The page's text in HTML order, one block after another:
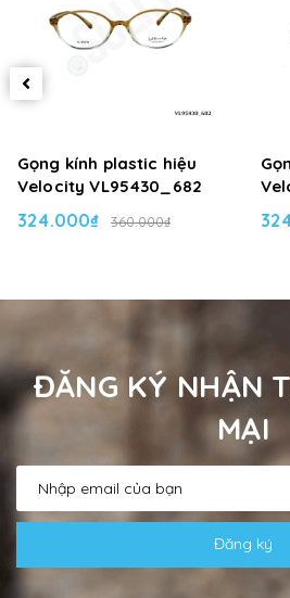
Gọng kính plastic hiệu
Velocity VL95430_682
324.000₫ 360.000₫
ĐĂNG KÝ NHẬN
MẠI
Đăng ký